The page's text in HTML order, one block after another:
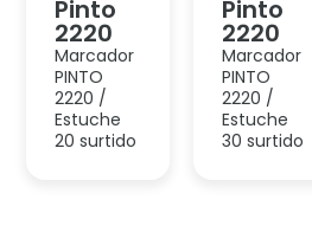
Cargar más